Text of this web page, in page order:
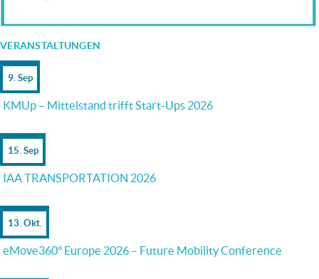
VERANSTALTUNGEN
9. Sep
KMUp – Mittelstand trifft Start-Ups 2026
15. Sep
IAA TRANSPORTATION 2026
13. Okt.
eMove360° Europe 2026 – Future Mobility Conference